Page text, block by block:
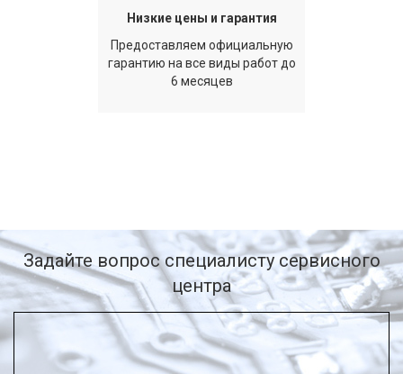
Низкие цены и гарантия
Предоставляем официальную
гарантию на все виды работ до
6 месяцев
Задайте вопрос специалисту сервисного
центра